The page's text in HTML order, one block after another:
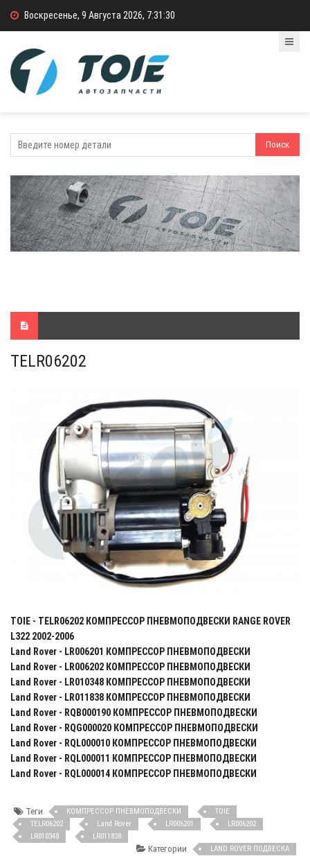
Воскресенье, 9 Августа 2026, 7:31:31
TELR06202
TOIE - TELR06202 КОМПРЕССОР ПНЕВМОПОДВЕСКИ RANGE ROVER
L322 2002-2006
Land Rover - LR006201 КОМПРЕССОР ПНЕВМОПОДВЕСКИ
Land Rover - LR006202 КОМПРЕССОР ПНЕВМОПОДВЕСКИ
Land Rover - LR010348 КОМПРЕССОР ПНЕВМОПОДВЕСКИ
Land Rover - LR011838 КОМПРЕССОР ПНЕВМОПОДВЕСКИ
Land Rover - RQB000190 КОМПРЕССОР ПНЕВМОПОДВЕСКИ
Land Rover - RQG000020 КОМПРЕССОР ПНЕВМОПОДВЕСКИ
Land Rover - RQL000010 КОМПРЕССОР ПНЕВМОПОДВЕСКИ
Land Rover - RQL000011 КОМПРЕССОР ПНЕВМОПОДВЕСКИ
Land Rover - RQL000014 КОМПРЕССОР ПНЕВМОПОДВЕСКИ
Теги КОМПРЕССОР ПНЕВМОПОДВЕСКИ
TOIE
TELR06202
Land Rover LR006201
LR006202
LR010348
LR011838
Категории LAND ROVER ПОДВЕСКА